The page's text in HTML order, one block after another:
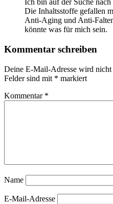
Ich bin auf der Suche
Die Inhaltsstoffe gefallen
Anti-Aging und Anti-
könnte was für mich sein.
Kommentar schreiben
Deine E-Mail-Adresse wird
Felder sind mit * markiert
Kommentar *
Name
E-Mail-Adresse